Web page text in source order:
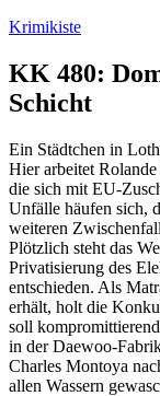
Zum
springen
Krimikiste
KK 480:
Schicht
Ein Städtchen in
Hier arbeitet
die sich mit EU-
Unfälle häufen sich,
weiteren
Plötzlich steht das
Privatisierung des
entschieden. Als
erhält, holt die
soll
in der Daewoo-
Charles Montoya
allen Wassern